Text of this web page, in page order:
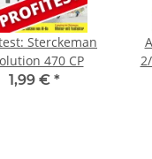
Sterckeman
470 CP
1,99 € *